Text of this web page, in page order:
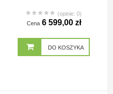
(opinie: 0)
Cena 6 599,00 zł
DO KOSZYKA